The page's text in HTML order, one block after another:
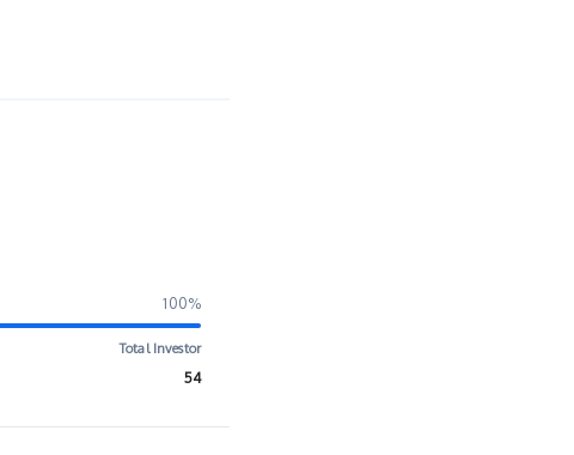
100%
Total Investor
54